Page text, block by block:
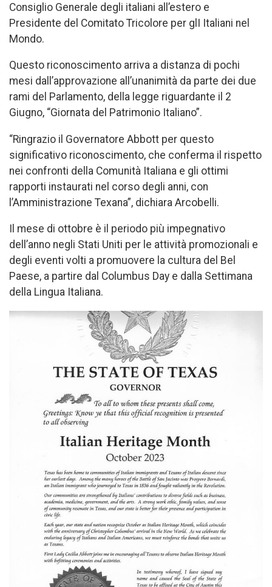
Consiglio Generale degli italiani all’estero e
Presidente del Comitato Tricolore per glI Italiani nel
Mondo.
Questo riconoscimento arriva a distanza di pochi
mesi dall’approvazione all’unanimità da parte dei due
rami del Parlamento, della legge riguardante il 2
Giugno, “Giornata del Patrimonio Italiano”.
“Ringrazio il Governatore Abbott per questo
significativo riconoscimento, che conferma il rispetto
nei confronti della Comunità Italiana e gli ottimi
rapporti instaurati nel corso degli anni, con
l’Amministrazione Texana”, dichiara Arcobelli.
Il mese di ottobre è il periodo più impegnativo
dell’anno negli Stati Uniti per le attività promozionali e
degli eventi volti a promuovere la cultura del Bel
Paese, a partire dal Columbus Day e dalla Settimana
della Lingua Italiana.